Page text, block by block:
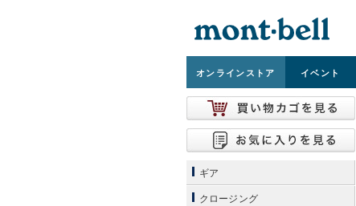
オンラインストア イベント
ギア
クロージング